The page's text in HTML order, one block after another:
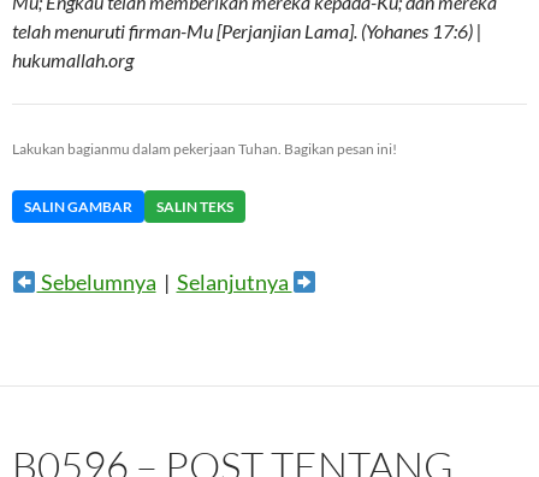
telah menuruti firman-Mu [Perjanjian Lama]. (Yohanes 17:6) |
hukumallah.org
Lakukan bagianmu dalam pekerjaan Tuhan. Bagikan pesan ini!
SALIN GAMBAR SALIN TEKS
Sebelumnya | Selanjutnya
B0596 – POST TENTANG